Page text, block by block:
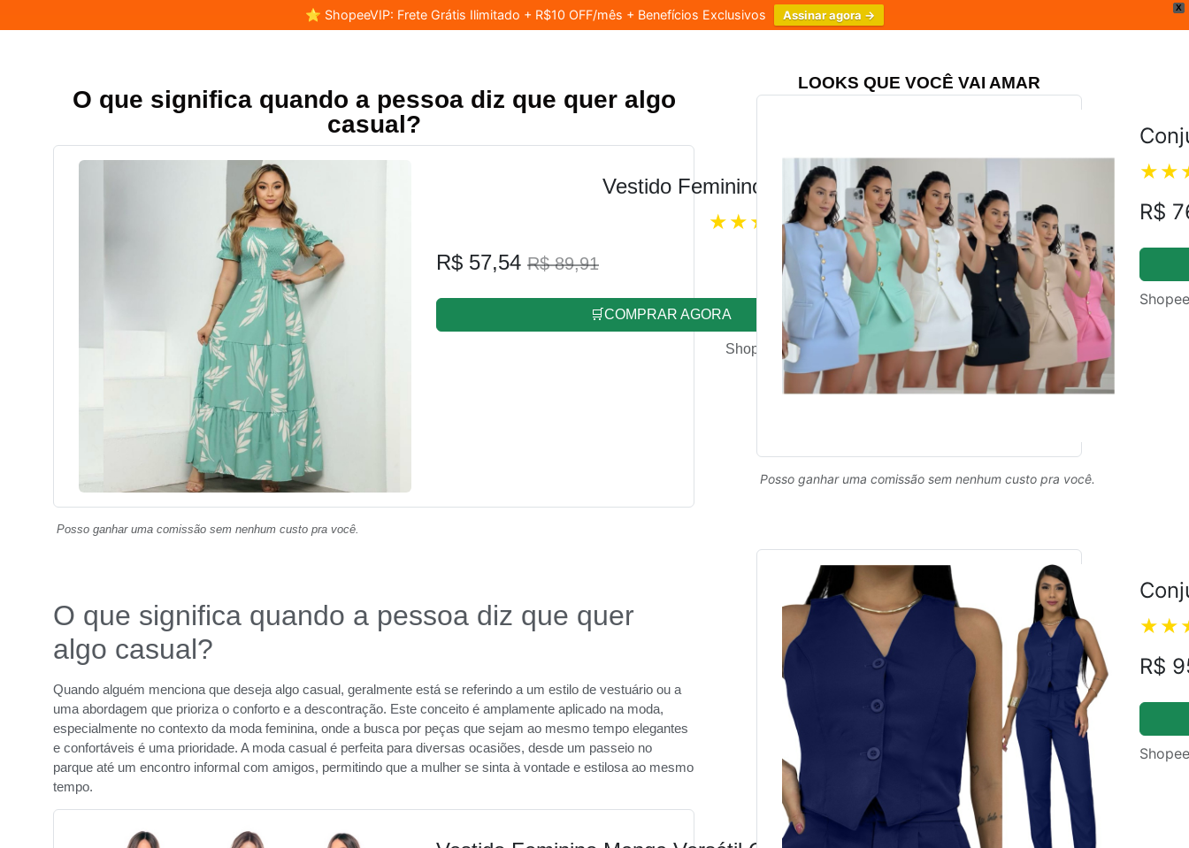
X
⭐ ShopeeVIP: Frete Grátis Ilimitado + R$10 OFF/mês + Benefícios Exclusivos Assinar agora →
O que significa quando a pessoa diz que quer algo
casual?
Vestido Feminino Longo Três Marias
4.8
R$ 57,54 R$ 89,91
🛒COMPRAR AGORA
Shopee.com.br
Posso ganhar uma comissão sem nenhum custo pra você.
O que significa quando a pessoa diz que quer
algo casual?
Quando alguém menciona que deseja algo casual, geralmente está se referindo a um estilo de vestuário ou a
uma abordagem que prioriza o conforto e a descontração. Este conceito é amplamente aplicado na moda,
especialmente no contexto da moda feminina, onde a busca por peças que sejam ao mesmo tempo elegantes
e confortáveis é uma prioridade. A moda casual é perfeita para diversas ocasiões, desde um passeio no
parque até um encontro informal com amigos, permitindo que a mulher se sinta à vontade e estilosa ao mesmo
tempo.
LOOKS QUE VOCÊ VAI AMAR
R$
Posso ganhar uma comissão sem nenhum custo pra você.
R$